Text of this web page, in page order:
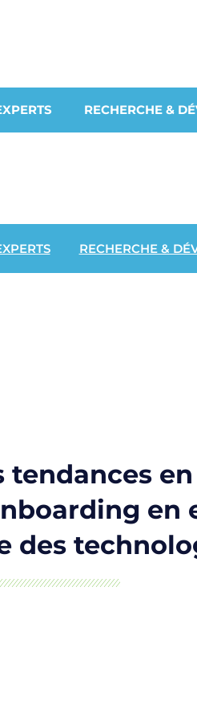
RECHERCHE &
RECHERCHE &
tendances
en
des